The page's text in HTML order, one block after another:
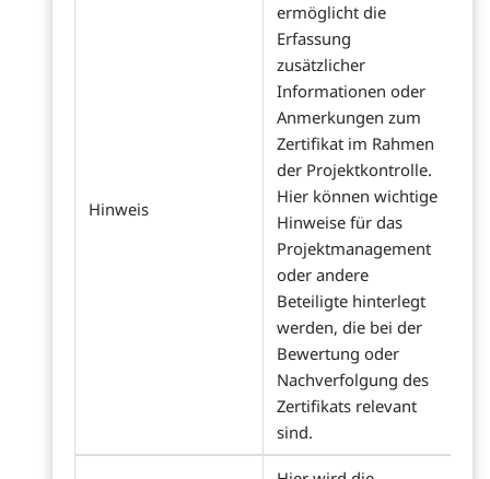
Hinweis
ermöglicht die
Erfassung
zusätzlicher
Informationen oder
Anmerkungen zum
Zertifikat im Rahmen
der Projektkontrolle.
Hier können wichtige
Hinweise für das
Projektmanagement
oder andere
Beteiligte hinterlegt
werden, die bei der
Bewertung oder
Nachverfolgung des
Zertifikats relevant
sind.